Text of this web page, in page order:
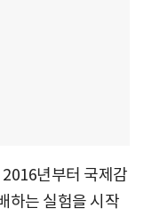
년부터 국제감
하는 실험을 시작